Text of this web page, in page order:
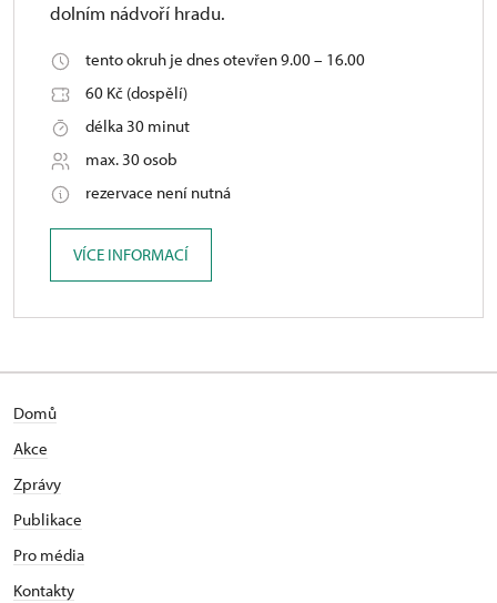
dolním nádvoří hradu.
tento okruh je dnes otevřen 9.00 – 16.00
60 Kč (dospělí)
délka 30 minut
max. 30 osob
rezervace není nutná
VÍCE INFORMACÍ
Domů
Akce
Zprávy
Publikace
Pro média
Kontakty